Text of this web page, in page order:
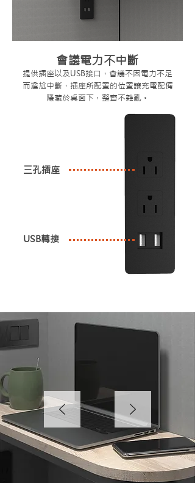
會議電力不中斷
提供插座以及USB接口，會議不因電力不足
而尷尬中斷，插座所配置的位置讓充電配備
​隱藏於桌面下，整齊不雜亂。
三孔插座
USB轉接